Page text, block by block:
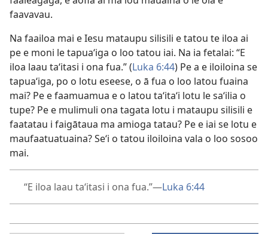
faavavau.
Na faailoa mai e Iesu mataupu silisili e tatou te iloa ai
pe e moni le tapuaʻiga o loo tatou iai. Na ia fetalai: “E
iloa laau taʻitasi i ona fua.” (Luka 6:44) Pe a e iloiloina se
tapuaʻiga, po o lotu eseese, o ā fua o loo latou fuaina
mai? Pe e faamuamua e o latou taʻitaʻi lotu le saʻilia o
tupe? Pe e mulimuli ona tagata lotu i mataupu silisili e
faatatau i faigātaua ma amioga tatau? Pe e iai se lotu e
maufaatuatuaina? Seʻi o tatou iloiloina vala o loo sosoo
mai.
“E iloa laau taʻitasi i ona fua.”​—Luka 6:44